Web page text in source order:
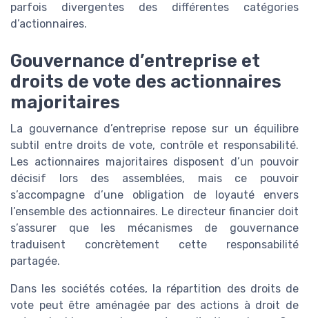
parfois divergentes des différentes catégories
d’actionnaires.
Gouvernance d’entreprise et
droits de vote des actionnaires
majoritaires
La gouvernance d’entreprise repose sur un équilibre
subtil entre droits de vote, contrôle et responsabilité.
Les actionnaires majoritaires disposent d’un pouvoir
décisif lors des assemblées, mais ce pouvoir
s’accompagne d’une obligation de loyauté envers
l’ensemble des actionnaires. Le directeur financier doit
s’assurer que les mécanismes de gouvernance
traduisent concrètement cette responsabilité
partagée.
Dans les sociétés cotées, la répartition des droits de
vote peut être aménagée par des actions à droit de